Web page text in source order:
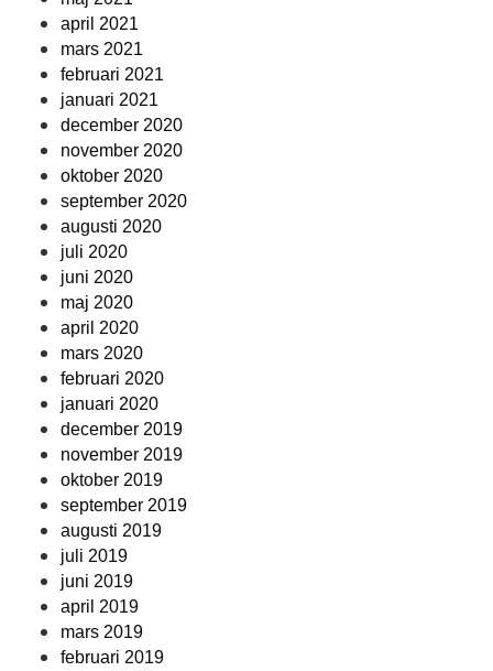
april 2021
mars 2021
februari 2021
januari 2021
december 2020
november 2020
oktober 2020
september 2020
augusti 2020
juli 2020
juni 2020
maj 2020
april 2020
mars 2020
februari 2020
januari 2020
december 2019
november 2019
oktober 2019
september 2019
augusti 2019
juli 2019
juni 2019
april 2019
mars 2019
februari 2019